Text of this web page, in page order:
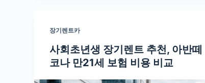
장기렌트카
사회초년생 장기렌트 추천, 아반떼
코나 만21세 보험 비용 비교